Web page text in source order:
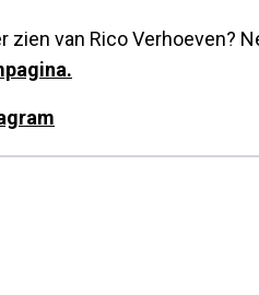
zien van Rico Verhoeven?